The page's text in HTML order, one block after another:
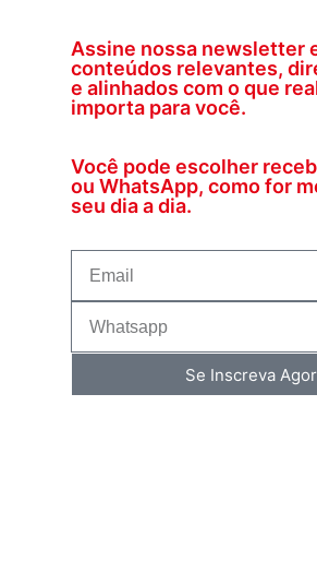
Assine nossa newsletter
conteúdos relevantes,
e alinhados com o que
importa para você.
Você pode escolher
ou WhatsApp, como for
seu dia a dia.
Se Inscreva